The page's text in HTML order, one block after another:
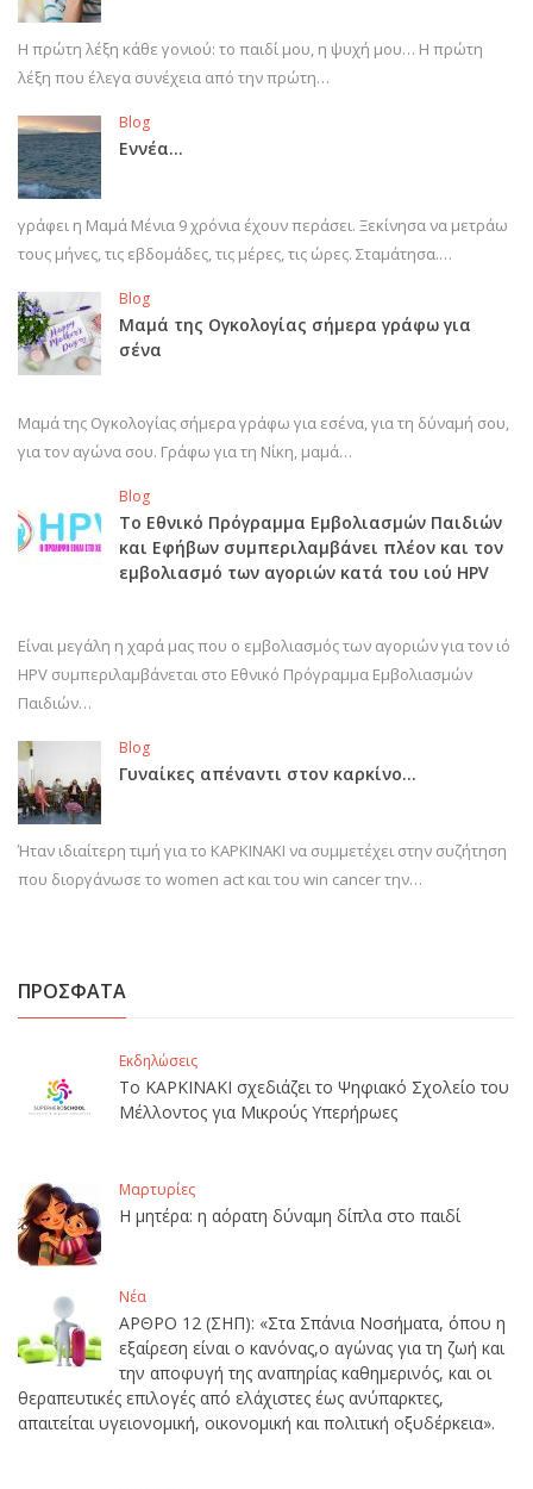
Η πρώτη λέξη κάθε γονιού: το παιδί μου, η ψυχή μου… Η πρώτη
λέξη που έλεγα συνέχεια από την πρώτη…
Blog
Εννέα…
γράφει η Μαμά Μένια 9 χρόνια έχουν περάσει. Ξεκίνησα να μετράω
τους μήνες, τις εβδομάδες, τις μέρες, τις ώρες. Σταμάτησα.…
Blog
Μαμά της Ογκολογίας σήμερα γράφω για
σένα
Μαμά της Ογκολογίας σήμερα γράφω για εσένα, για τη δύναμή σου,
για τον αγώνα σου. Γράφω για τη Νίκη, μαμά…
Blog
Το Εθνικό Πρόγραμμα Εμβολιασμών Παιδιών
και Εφήβων συμπεριλαμβάνει πλέον και τον
εμβολιασμό των αγοριών κατά του ιού HPV
Είναι μεγάλη η χαρά μας που ο εμβολιασμός των αγοριών για τον ιό
HPV συμπεριλαμβάνεται στο Εθνικό Πρόγραμμα Εμβολιασμών
Παιδιών…
Blog
Γυναίκες απέναντι στον καρκίνο…
Ήταν ιδιαίτερη τιμή για το ΚΑΡΚΙΝΑΚΙ να συμμετέχει στην συζήτηση
που διοργάνωσε το women act και του win cancer την…
ΠΡΟΣΦΑΤΑ
Εκδηλώσεις
Το ΚΑΡΚΙΝΑΚΙ σχεδιάζει το Ψηφιακό Σχολείο του
Μέλλοντος για Μικρούς Υπερήρωες
Μαρτυρίες
Η μητέρα: η αόρατη δύναμη δίπλα στο παιδί
Νέα
ΑΡΘΡΟ 12 (ΣΗΠ): «Στα Σπάνια Νοσήματα, όπου η
εξαίρεση είναι ο κανόνας,ο αγώνας για τη ζωή και
την αποφυγή της αναπηρίας καθημερινός, και οι
θεραπευτικές επιλογές από ελάχιστες έως ανύπαρκτες,
απαιτείται υγειονομική, οικονομική και πολιτική οξυδέρκεια».